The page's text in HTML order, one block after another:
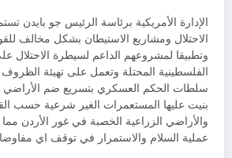
الإدارة الأمريكية برئاسة الرئيس جو بايدن
الاحتلال ومشاريع الاستيطان بشكل مخالف
وتطبيقا لمشروعهم الداعم لسيطرة الاحتلال
الفلسطينية المحتلة وتعمل على تهيئة
سلطات الحكم العسكري بتسريع ضم الأراضي
بنيت عليها المستعمرات الغير شرعية حسب
والأراضي الزراعية الخصبة في غور الأردن
عملية السلام والاستمرار في توقف اي